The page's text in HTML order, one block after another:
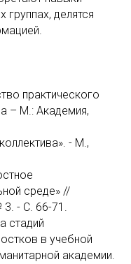
делятся
практического
– М.: Академия,
- М.,
среде» //
- С. 66-71.
в учебной
академии.